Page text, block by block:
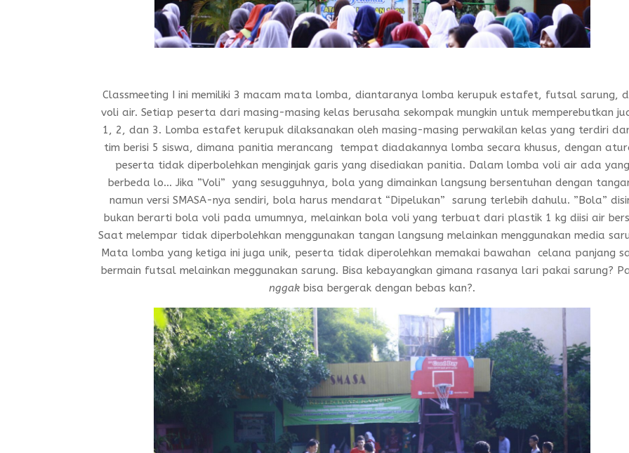
Classmeeting I ini memiliki 3 macam mata lomba, diantaranya lomba kerupuk estafet, futsal sarung,
voli air. Setiap peserta dari masing-masing kelas berusaha sekompak mungkin untuk memperebutkan
1, 2, dan 3. Lomba estafet kerupuk dilaksanakan oleh masing-masing perwakilan kelas yang terdiri
tim berisi 5 siswa, dimana panitia merancang tempat diadakannya lomba secara khusus, dengan
peserta tidak diperbolehkan menginjak garis yang disediakan panitia. Dalam lomba voli air ada yang
berbeda lo… Jika ”Voli” yang sesugguhnya, bola yang dimainkan langsung bersentuhan dengan
namun versi SMASA-nya sendiri, bola harus mendarat “Dipelukan” sarung terlebih dahulu. ”Bola”
bukan berarti bola voli pada umumnya, melainkan bola voli yang terbuat dari plastik 1 kg diisi air
Saat melempar tidak diperbolehkan menggunakan tangan langsung melainkan menggunakan media
Mata lomba yang ketiga ini juga unik, peserta tidak diperolehkan memakai bawahan celana panjang
bermain futsal melainkan meggunakan sarung. Bisa kebayangkan gimana rasanya lari pakai sarung?
nggakbisa bergerak dengan bebas kan?.